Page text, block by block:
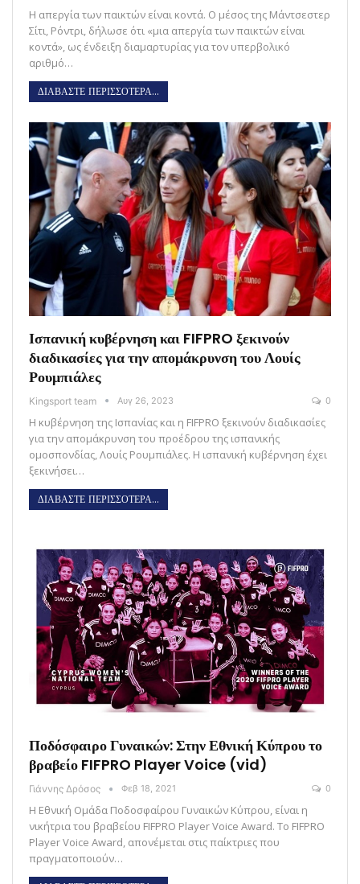
Η απεργία των παικτών είναι κοντά. Ο μέσος της Μάντσεστερ
Σίτι, Ρόντρι, δήλωσε ότι «μια απεργία των παικτών είναι
κοντά», ως ένδειξη διαμαρτυρίας για τον υπερβολικό
αριθμό…
ΔΙΑΒΑΣΤΕ ΠΕΡΙΣΣΟΤΕΡΑ...
Ισπανική κυβέρνηση και FIFPRO ξεκινούν
διαδικασίες για την απομάκρυνση του Λουίς
Ρουμπιάλες
Kingsport team Αυγ 26, 2023 0
Η κυβέρνηση της Ισπανίας και η FIFPRO ξεκινούν διαδικασίες
για την απομάκρυνση του προέδρου της ισπανικής
ομοσπονδίας, Λουίς Ρουμπιάλες. Η ισπανική κυβέρνηση έχει
ξεκινήσει…
ΔΙΑΒΑΣΤΕ ΠΕΡΙΣΣΟΤΕΡΑ...
Ποδόσφαιρο Γυναικών: Στην Εθνική Κύπρου το
βραβείο FIFPRO Player Voice (vid)
Γιάννης Δρόσος Φεβ 18, 2021 0
Η Εθνική Ομάδα Ποδοσφαίρου Γυναικών Κύπρου, είναι η
νικήτρια του βραβείου FIFPRO Player Voice Award. Το FIFPRO
Player Voice Award, απονέμεται στις παίκτριες που
πραγματοποιούν…